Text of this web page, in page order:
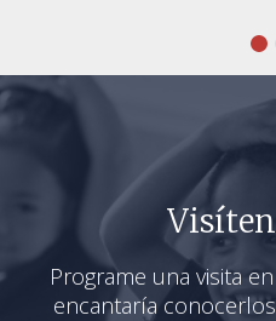
Programe una visita
encantaría